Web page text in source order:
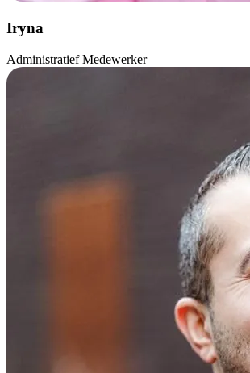
Iryna
Administratief Medewerker